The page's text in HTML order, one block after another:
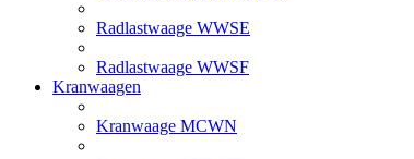
Radlastwaage WWSE
Radlastwaage WWSF
Kranwaagen
Kranwaage MCWN